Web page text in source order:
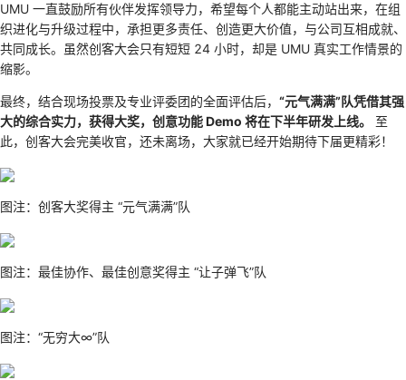
UMU 一直鼓励所有伙伴发挥领导力，希望每个人都能主动站出来，在组
织进化与升级过程中，承担更多责任、创造更大价值，与公司互相成就、
共同成长。虽然创客大会只有短短 24 小时，却是 UMU 真实工作情景的
缩影。
最终，结合现场投票及专业评委团的全面评估后， “元气满满”队凭借其强
大的综合实力，获得大奖，创意功能 Demo 将在下半年研发上线。
至
此，创客大会完美收官，还未离场，大家就已经开始期待下届更精彩！
图注：创客大奖得主 “元气满满”队
图注：最佳协作、最佳创意奖得主 “让子弹飞”队
图注：“无穷大∞”队